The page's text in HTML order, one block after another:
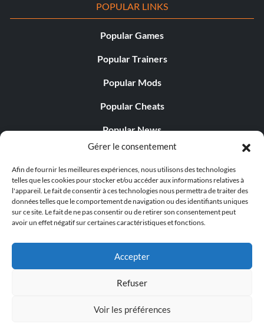
Gérer le consentement
Afin de fournir les meilleures expériences, nous utilisons des technologies
telles que les cookies pour stocker et/ou accéder aux informations relatives à
l'appareil. Le fait de consentir à ces technologies nous permettra de traiter des
données telles que le comportement de navigation ou des identifiants uniques
sur ce site. Le fait de ne pas consentir ou de retirer son consentement peut
avoir un effet négatif sur certaines caractéristiques et fonctions.
Accepter
Refuser
Voir les préférences
POPULAR LINKS
Popular Games
Popular Trainers
Popular Mods
Popular Cheats
Popular News
Popular Editorials
Popular Free Games
LATEST UPDATES
© 1998 - 2026 MegaGames.com All rights reserved